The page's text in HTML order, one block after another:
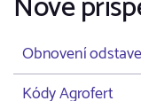
Obnovení
Kódy Agrofert